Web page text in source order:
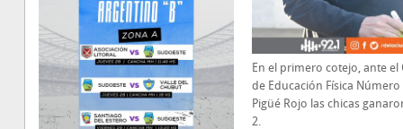
En el primero cotejo, ante el
de Educación Física Número
Pigüé Rojo las chicas
2.